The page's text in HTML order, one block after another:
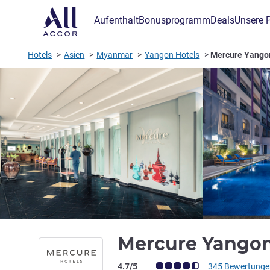
AufenthaltBonusprogrammDealsUnsere
Hotels Asien Myanmar Yangon Hotels Mercure
Mercure
Note Kundenmeinungen (Bewertung
4.7/5 345